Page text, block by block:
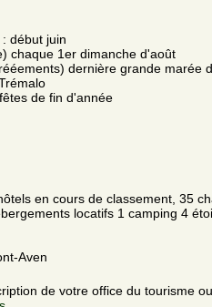
début juin
chaque 1er dimanche d'août
dernière grande marée
de fin d'année
en cours de classement, 35
locatifs 1 camping 4
Aven
de votre office du tourisme